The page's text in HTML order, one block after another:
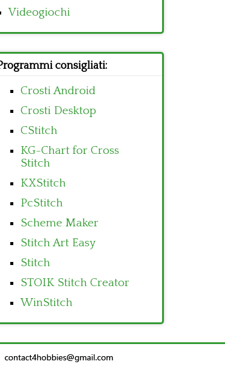
Videogiochi
consigliati:
Crosti Android
Crosti Desktop
CStitch
KG-Chart for Cross
Stitch
KXStitch
PcStitch
Scheme Maker
Stitch Art Easy
Stitch
STOIK Stitch Creator
WinStitch